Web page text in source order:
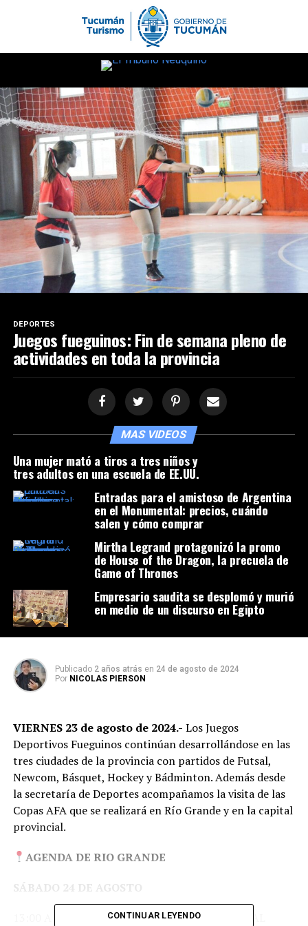
DEPORTES
Juegos fueguinos: Fin de semana pleno de
actividades en toda la provincia
MAS VIDEOS
Una mujer mató a tiros a tres niños y
tres adultos en una escuela de EE.UU.
Entradas para el amistoso de Argentina
en el Monumental: precios, cuándo
salen y cómo comprar
Mirtha Legrand protagonizó la promo
de House of the Dragon, la precuela de
Game of Thrones
Empresario saudita se desplomó y murió
en medio de un discurso en Egipto
Publicado 2 años atrás en 24 de agosto de 2024
Por NICOLAS PIERSON
VIERNES 23 de agosto de 2024.- Los Juegos
Deportivos Fueguinos continúan desarrollándose en las
tres ciudades de la provincia con partidos de Futsal,
Newcom, Básquet, Hockey y Bádminton. Además desde
la secretaría de Deportes acompañamos la visita de las
Copas AFA que se realizará en Río Grande y en la capital
provincial.
AGENDA DE RIO GRANDE
SÁBADO 24 DE AGOSTO
13:00 A 17:00 | JUEGOS FUEGUINOS FINAL LOCAL
CONTINUAR LEYENDO